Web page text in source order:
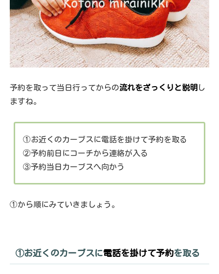
予約を取って当日行ってからの流れをざっくりと説明 し
ますね。
①お近くのカーブスに電話を掛けて予約を取る
②予約前日にコーチから連絡が入る
③予約当日カーブスへ向かう
①から順にみていきましょう。
①お近くのカーブスに電話を掛けて予約を取る